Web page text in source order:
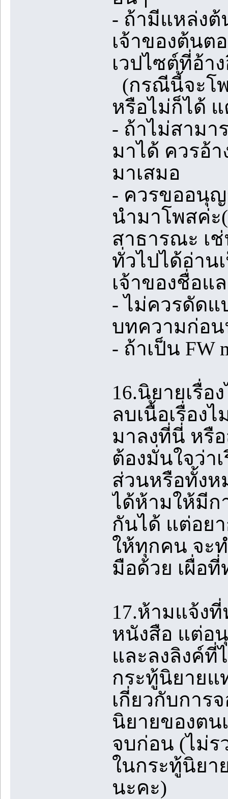
- ถ้ามีแหล่ง
เจ้าของต้น
เวปไซต์ที่อ้า
(กรณีนี้จะโ
หรือไม่ก็ได้
- ถ้าไม่สามา
มาได้ ควรอ้
มาเสมอ
- ควรขออนุญ
นำมาโพสค่ะ
สาธารณะ เ
ทั่วไปได้อ่าน
เจ้าของชื่อแ
- ไม่ควรดัดแ
บทความก่อ
- ถ้าเป็น FW
16.นิยายเรื่
ลบเนื้อเรื่อง
มาลงที่นี่ หรื
ต้องมั่นใจว่า
ส่วนหรือทั้งห
ได้ห้ามให้มีก
กันได้ แต่อยา
ให้ทุกคน จะ
มือด้วย เผื่อ
17.ห้ามแจ้ง
หนังสือ แต่อ
และลงลิงค์ที่
กระทู้นิยาย
เกี่ยวกับการ
นิยายของตน
จบก่อน (ไม่ร
ในกระทู้นิยา
นะคะ)